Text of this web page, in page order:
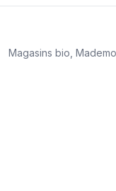
Magasins bio,